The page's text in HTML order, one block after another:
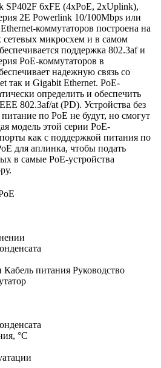
SP402F 6xFE (4xPoE, 2xUplink),
2E Powerlink 10/100Mbps или
коммутаторов построена на
сетевых микросхем и в самом
поддержка 802.3af и
PоE-коммутаторов в
надежную связь со
так и Gigabit Ethernet. PoE-
определить и обеспечить
802.3af/at (PD). Устройства без
по PoE не будут, но смогут
модель этой серии PоE-
как с поддержкой питания по
для аплинка, чтобы подать
в самые PoE-устройства
питания Руководство
°C